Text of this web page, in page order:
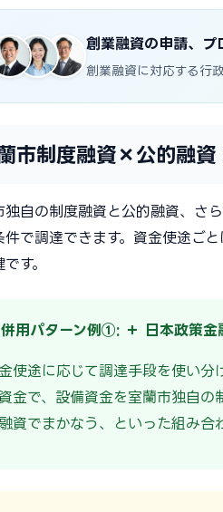
創業融資の申請、プ
創業融資に対応する行
市制度融資×公的融資
独自の制度融資と公的融資、さ
件で調達できます。資金使途ご
す。
併用パターン例①: ＋ 日本政策金
使途に応じて調達手段を使い分
金で、設備資金を室蘭市独自
資でまかなう、といった組み合